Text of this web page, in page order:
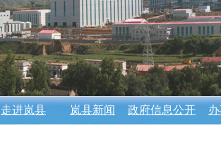
走进岚县 岚县新闻 政府信息公开